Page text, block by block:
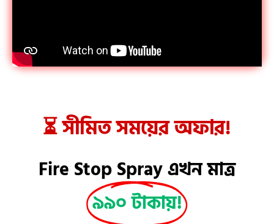
⏳ সীমিত সময়ের অফার!
Fire Stop Spray এখন মাত্র
৯৯০ টাকায়!